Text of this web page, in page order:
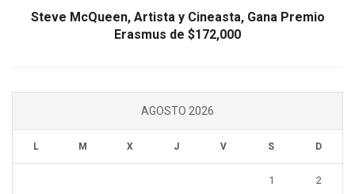
Steve McQueen, Artista y Cineasta, Gana Premio
Erasmus de $172,000
AGOSTO 2026
L M X J V S D
1 2